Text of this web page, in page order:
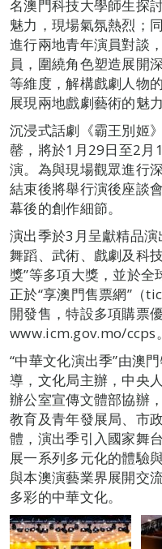
名澳門科技大學師生探
魅力，現場氣氛熱烈；
進行兩地青年演員對談
員，圍繞角色塑造展開
等維度，解構戲劇人物
展現兩地戲劇藝術的魅
沉浸式話劇《霸王別姬
罄，將於1月29日至2月
演。為與現場觀眾進行
結束後將舉行演後座談
幕後的創作細節。
演出季於3月呈獻精品
舞蹈、武術、戲劇及科
獎”等多項大獎，並於
正於“享澳門售票網”（
開發售，特設多項購票
www.icm.gov.mo/ccps。
“中華文化演出季”由澳
導，文化局主辦，中央
辦公室宣傳文體部協辦
教育及青年發展局、市
體，演出季引入國家舞
展一系列多元化的體驗
與本澳演藝業界展開交
多彩的中華文化。